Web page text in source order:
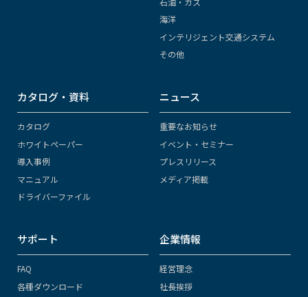
海洋
インテリジェント交通システム
その他
カタログ・資料
カタログ
ホワイトペーパー
導入事例
マニュアル
ドライバーファイル
ニュース
重要なお知らせ
イベント・セミナー
プレスリリース
メディア掲載
サポート
FAQ
各種ダウンロード
企業情報
経営理念
社長挨拶